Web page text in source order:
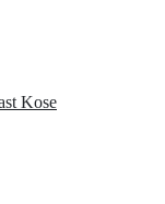
Kose